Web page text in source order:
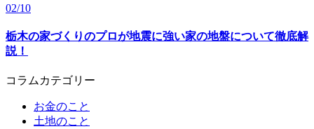
02/10
栃木の家づくりのプロが地震に強い家の地盤について徹底解
説！
コラムカテゴリー
お金のこと
土地のこと